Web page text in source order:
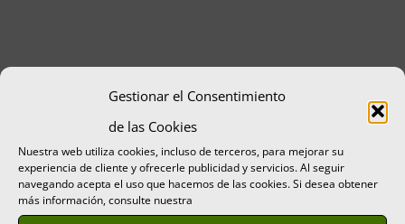
Gestionar el Consentimiento
de las Cookies
Nuestra web utiliza cookies, incluso de terceros, para mejorar su
experiencia de cliente y ofrecerle publicidad y servicios. Al seguir
navegando acepta el uso que hacemos de las cookies. Si desea obtener
más información, consulte nuestra